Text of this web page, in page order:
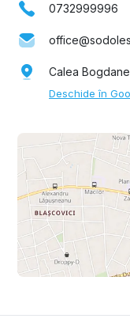
0732999996
Calea
Deschide în